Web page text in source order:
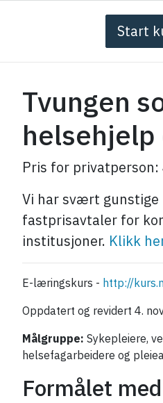
Start
Tvungen
helsehjelp
Pris for privatperson:
Vi har svært gunstige
fastprisavtaler for
institusjoner. Klikk
E-læringskurs - http://
Oppdatert og revidert 4.
Målgruppe: Sykepleiere,
helsefagarbeidere og
Formålet